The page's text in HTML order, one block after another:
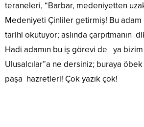
teraneleri, “Barbar, medeniyetten
Medeniyeti Çinliler getirmiş! Bu adam
tarihi okutuyor; aslında çarpıtmanın
Hadi adamın bu iş görevi de ya bizim
Ulusalcılar”a ne dersiniz; buraya
paşa hazretleri! Çok yazık çok!